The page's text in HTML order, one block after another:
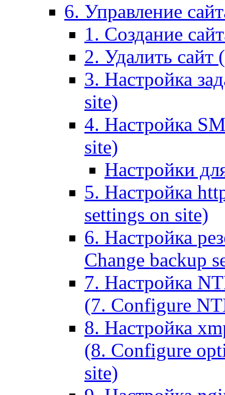
6. Управление
1. Создание
2. Удалить сайт
3. Настройка
site)
4. Настройка
site)
Настройки
5. Настройка
settings on site)
6. Настройка
Change backup
7. Настройка
(7. Configure
8. Настройка
(8. Configure
site)